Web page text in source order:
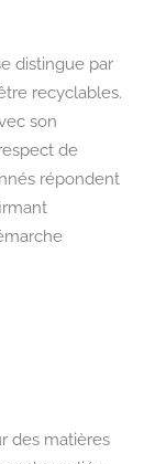
distingue par
recyclables.
son
de
répondent
des matières